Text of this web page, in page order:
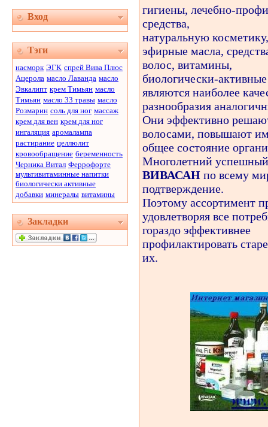
Вход
Тэги
насморк ЭГК спрей Вива Плюс
Ацерола масло Лаванда масло
Эвкалипт крем Тимьян масло
Тимьян масло 33 травы масло
Розмарин соль для ног массаж
крем для вен крем для ног
ингаляция аромалампа
растирание целлюлит
кровообращение беременность
Черника Витал Феррофорте
мультивитаминные напитки
биологически активные
добавки минералы витамины
Закладки
гигиены, лечебно-
средства,
натуральную
эфирные масла,
волос, витамины,
биологически-
являются наиболее
разнообразия
Они эффективно
волосами, повышают
общее состояние
Многолетний
ВИВАСАН по всему
подтверждение.
Поэтому ассортимент
удовлетворяя все
гораздо эффективнее
профилактировать
их.